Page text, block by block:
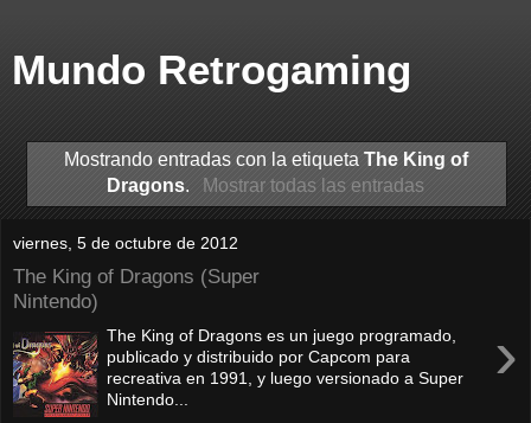
Mundo Retrogaming
Mostrando entradas con la etiqueta The King of
Dragons. Mostrar todas las entradas
viernes, 5 de octubre de 2012
The King of Dragons (Super
Nintendo)
›
The King of Dragons es un juego programado,
publicado y distribuido por Capcom para
recreativa en 1991, y luego versionado a Super
Nintendo...